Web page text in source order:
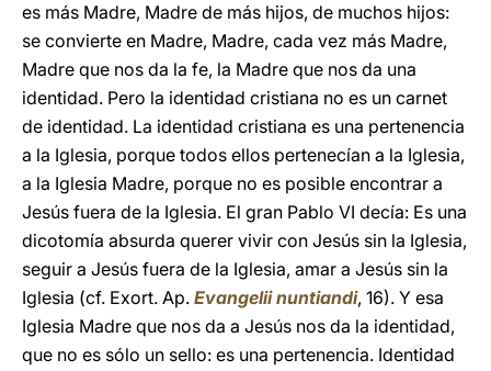
es más Madre, Madre de más hijos, de muchos hijos:
se convierte en Madre, Madre, cada vez más Madre,
Madre que nos da la fe, la Madre que nos da una
identidad. Pero la identidad cristiana no es un carnet
de identidad. La identidad cristiana es una pertenencia
a la Iglesia, porque todos ellos pertenecían a la Iglesia,
a la Iglesia Madre, porque no es posible encontrar a
Jesús fuera de la Iglesia. El gran Pablo VI decía: Es una
dicotomía absurda querer vivir con Jesús sin la Iglesia,
seguir a Jesús fuera de la Iglesia, amar a Jesús sin la
Iglesia (cf. Exort. Ap. Evangelii nuntiandi, 16). Y esa
Iglesia Madre que nos da a Jesús nos da la identidad,
que no es sólo un sello: es una pertenencia. Identidad